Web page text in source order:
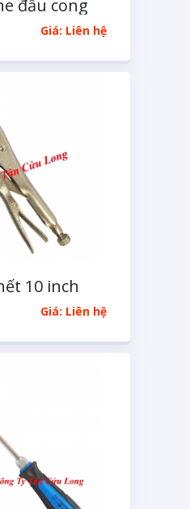
đầu cong
Giá: Liên hệ
10 inch
Giá: Liên hệ